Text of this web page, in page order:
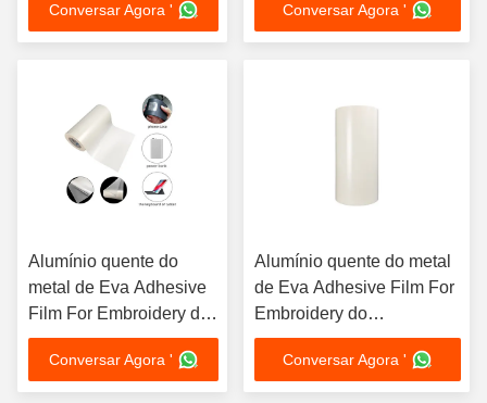
espuma
Conversar Agora ' Conversar Agora '
Alumínio quente do
metal de Eva Adhesive
Film For Embroidery do
derretimento
Conversar Agora '
Alumínio quente do metal
de Eva Adhesive Film For
Embroidery do
derretimento
Conversar Agora '